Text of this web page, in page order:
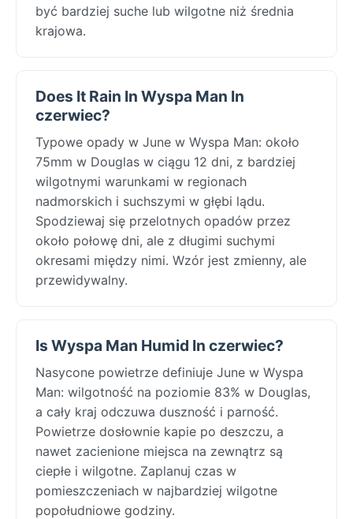
być bardziej suche lub wilgotne niż średnia
krajowa.
Does It Rain In Wyspa Man In
czerwiec?
Typowe opady w June w Wyspa Man: około
75mm w Douglas w ciągu 12 dni, z bardziej
wilgotnymi warunkami w regionach
nadmorskich i suchszymi w głębi lądu.
Spodziewaj się przelotnych opadów przez
około połowę dni, ale z długimi suchymi
okresami między nimi. Wzór jest zmienny, ale
przewidywalny.
Is Wyspa Man Humid In czerwiec?
Nasycone powietrze definiuje June w Wyspa
Man: wilgotność na poziomie 83% w Douglas,
a cały kraj odczuwa duszność i parność.
Powietrze dosłownie kapie po deszczu, a
nawet zacienione miejsca na zewnątrz są
ciepłe i wilgotne. Zaplanuj czas w
pomieszczeniach w najbardziej wilgotne
popołudniowe godziny.